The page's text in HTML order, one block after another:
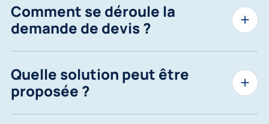
Comment se déroule la
demande de devis ?
Quelle solution peut être
proposée ?